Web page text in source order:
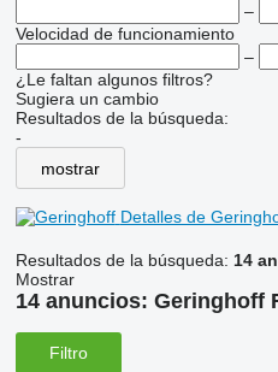
–
Velocidad de funcionamiento
–
¿Le faltan algunos filtros?
Sugiera un cambio
Resultados de la búsqueda:
-
mostrar
Detalles de
Resultados de la búsqueda: 14
Mostrar
14 anuncios: Geringhoff
Filtro